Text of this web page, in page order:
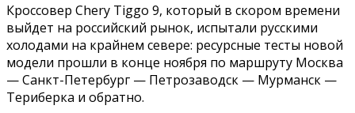
Кроссовер Сhery Tiggo 9, который в скором времени
выйдет на российский рынок, испытали русскими
холодами на крайнем севере: ресурсные тесты новой
модели прошли в конце ноября по маршруту Москва
— Санкт-Петербург — Петрозаводск — Мурманск —
Териберка и обратно.